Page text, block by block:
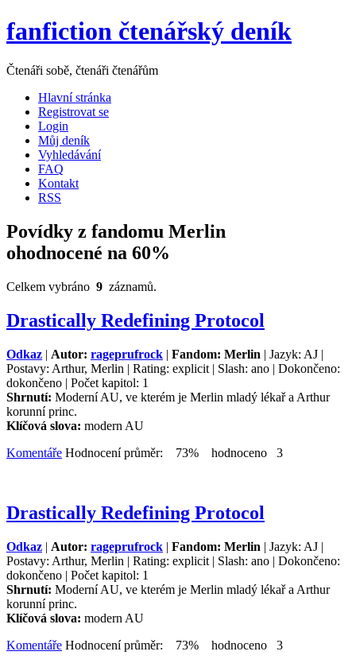
fanfiction čtenářský deník
Čtenáři sobě, čtenáři čtenářům
Hlavní stránka
Registrovat se
Login
Můj deník
Vyhledávání
FAQ
Kontakt
RSS
Povídky z fandomu Merlin
ohodnocené na 60%
Celkem vybráno 9 záznamů.
Drastically Redefining Protocol
Odkaz | Autor: rageprufrock | Fandom: Merlin | Jazyk: AJ |
Postavy: Arthur, Merlin | Rating: explicit | Slash: ano | Dokončeno:
dokončeno | Počet kapitol: 1
Shrnutí: Moderní AU, ve kterém je Merlin mladý lékař a Arthur
korunní princ.
Klíčová slova: modern AU
Komentáře Hodnocení průměr: 73% hodnoceno 3
Drastically Redefining Protocol
Odkaz | Autor: rageprufrock | Fandom: Merlin | Jazyk: AJ |
Postavy: Arthur, Merlin | Rating: explicit | Slash: ano | Dokončeno:
dokončeno | Počet kapitol: 1
Shrnutí: Moderní AU, ve kterém je Merlin mladý lékař a Arthur
korunní princ.
Klíčová slova: modern AU
Komentáře Hodnocení průměr: 73% hodnoceno 3